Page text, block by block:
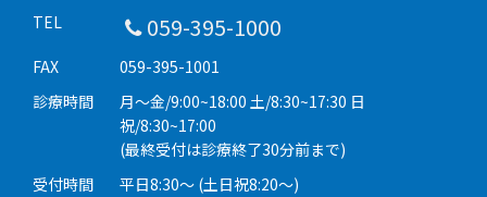
TEL
059-395-1000
FAX
059-395-1001
診療時間
月〜金/9:00~18:00 土/8:30~17:30 日
祝/8:30~17:00
(最終受付は診療終了30分前まで)
受付時間
平日8:30〜 (土日祝8:20〜)